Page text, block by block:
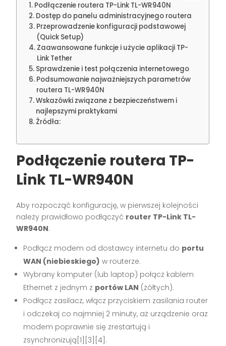
Podłączenie routera TP-Link TL-WR940N
Dostęp do panelu administracyjnego routera
Przeprowadzenie konfiguracji podstawowej
(Quick Setup)
Zaawansowane funkcje i użycie aplikacji TP-
Link Tether
Sprawdzenie i test połączenia internetowego
Podsumowanie najważniejszych parametrów
routera TL-WR940N
Wskazówki związane z bezpieczeństwem i
najlepszymi praktykami
Źródła:
Podłączenie routera TP-
Link TL-WR940N
Aby rozpocząć konfigurację, w pierwszej kolejności
należy prawidłowo podłączyć router TP-Link TL-
WR940N:
Podłącz modem od dostawcy internetu do portu
WAN (niebieskiego) w routerze.
Wybrany komputer (lub laptop) połącz kablem
Ethernet z jednym z portów LAN (żółtych).
Podłącz zasilacz, włącz przyciskiem zasilania router
i odczekaj co najmniej 2 minuty, aż urządzenie oraz
modem poprawnie się zrestartują i
zsynchronizują[1][3][4].